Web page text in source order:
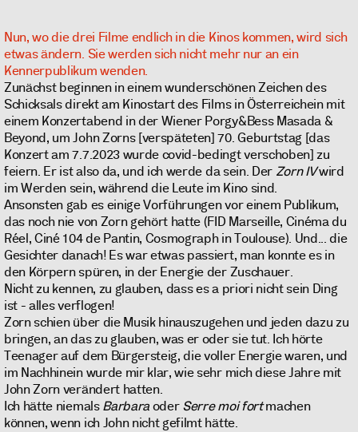
Nun, wo die drei Filme endlich in die Kinos kommen, wird sich
etwas ändern. Sie werden sich nicht mehr nur an ein
Kennerpublikum wenden.
Zunächst beginnen in einem wunderschönen Zeichen des
Schicksals direkt am Kinostart des Films in Österreichein mit
einem Konzertabend in der Wiener Porgy&Bess Masada &
Beyond, um John Zorns [verspäteten] 70. Geburtstag [das
Konzert am 7.7.2023 wurde covid-bedingt verschoben] zu
feiern. Er ist also da, und ich werde da sein. Der Zorn IVwird
im Werden sein, während die Leute im Kino sind.
Ansonsten gab es einige Vorführungen vor einem Publikum,
das noch nie von Zorn gehört hatte (FID Marseille, Cinéma du
Réel, Ciné 104 de Pantin, Cosmograph in Toulouse). Und... die
Gesichter danach! Es war etwas passiert, man konnte es in
den Körpern spüren, in der Energie der Zuschauer.
Nicht zu kennen, zu glauben, dass es a priori nicht sein Ding
ist - alles verflogen!
Zorn schien über die Musik hinauszugehen und jeden dazu zu
bringen, an das zu glauben, was er oder sie tut. Ich hörte
Teenager auf dem Bürgersteig, die voller Energie waren, und
im Nachhinein wurde mir klar, wie sehr mich diese Jahre mit
John Zorn verändert hatten.
Ich hätte niemalsBarbaraoderSerre moi fortmachen
können, wenn ich John nicht gefilmt hätte.